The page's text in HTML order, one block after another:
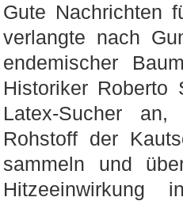
Gute Nachrichten
verlangte nach
endemischer
Historiker Roberto
Latex-Sucher
Rohstoff der
sammeln und
Hitzeeinwirkung